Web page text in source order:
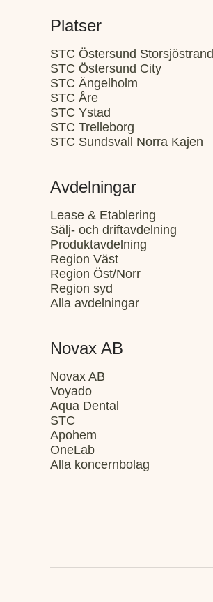
Platser
STC Östersund Storsjöstrand
STC Östersund City
STC Ängelholm
STC Åre
STC Ystad
STC Trelleborg
STC Sundsvall Norra Kajen
Avdelningar
Lease & Etablering
Sälj- och driftavdelning
Produktavdelning
Region Väst
Region Öst/Norr
Region syd
Alla avdelningar
Novax AB
Novax AB
Voyado
Aqua Dental
STC
Apohem
OneLab
Alla koncernbolag